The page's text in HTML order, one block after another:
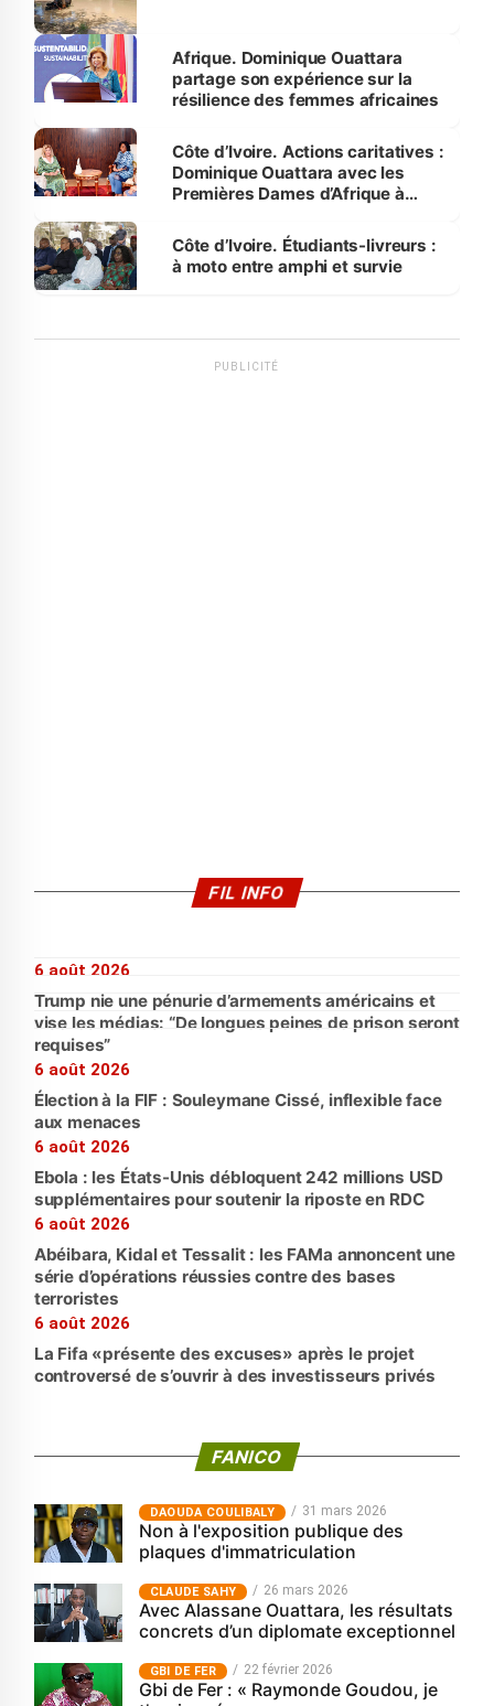
Afrique. Dominique Ouattara
partage son expérience sur la
résilience des femmes africaines
Côte d’Ivoire. Actions caritatives :
Dominique Ouattara avec les
Premières Dames d’Afrique à
Côte d’Ivoire. Étudiants-livreurs :
à moto entre amphi et survie
PUBLICITÉ
FIL INFO
6 août 2026
Trump nie une pénurie d’armements américains et
vise les médias: “De longues peines de prison seront
requises”
6 août 2026
Élection à la FIF : Souleymane Cissé, inflexible face
aux menaces
6 août 2026
Ebola : les États-Unis débloquent 242 millions USD
supplémentaires pour soutenir la riposte en RDC
6 août 2026
Abéibara, Kidal et Tessalit : les FAMa annoncent une
série d’opérations réussies contre des bases
terroristes
6 août 2026
La Fifa «présente des excuses» après le projet
controversé de s’ouvrir à des investisseurs privés
FANICO
‎DAOUDA COULIBALY 31 mars 2026
Non à l'exposition publique des
plaques d'immatriculation
CLAUDE SAHY 26 mars 2026
Avec Alassane Ouattara, les résultats
concrets d’un diplomate exceptionnel
GBI DE FER 22 février 2026
Gbi de Fer : « Raymonde Goudou, je